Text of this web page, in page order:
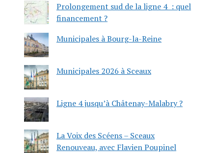
Prolongement sud de la ligne 4 : quel
financement ?
Municipales à Bourg-la-Reine
Municipales 2026 à Sceaux
Ligne 4 jusqu’à Châtenay-Malabry ?
La Voix des Scéens – Sceaux
Renouveau, avec Flavien Poupinel